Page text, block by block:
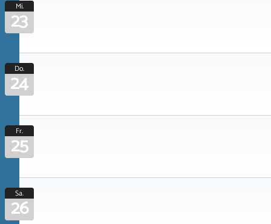
Mi.
23
Do.
24
Fr.
25
Sa.
26